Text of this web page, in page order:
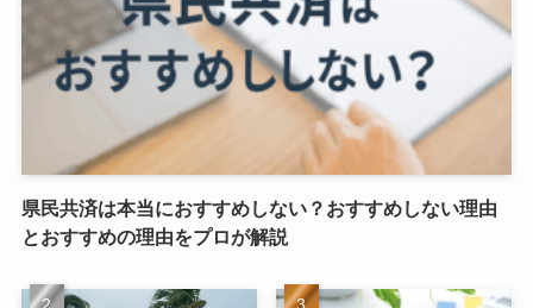
県民共済は本当におすすめしない？おすすめしない理由
とおすすめの理由をプロが解説